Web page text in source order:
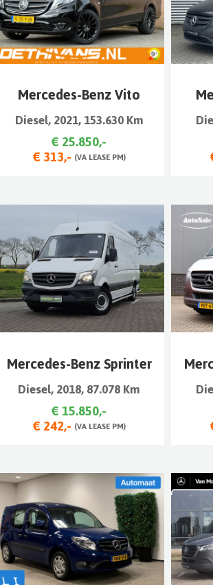
Mercedes-Benz Vito
Diesel, 2021, 153.630 Km
€ 25.850,-
€ 313,- (VA LEASE PM)
Mercedes-Benz Sprinter
Diesel, 2018, 87.078 Km
€ 15.850,-
€ 242,- (VA LEASE PM)